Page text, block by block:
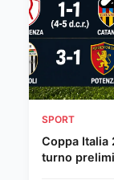
SPORT
Coppa Italia
turno